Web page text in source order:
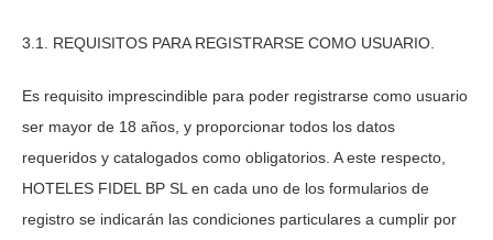
3.1. REQUISITOS PARA REGISTRARSE COMO USUARIO.
Es requisito imprescindible para poder registrarse como usuario
ser mayor de 18 años, y proporcionar todos los datos
requeridos y catalogados como obligatorios. A este respecto,
HOTELES FIDEL BP SL en cada uno de los formularios de
registro se indicarán las condiciones particulares a cumplir por